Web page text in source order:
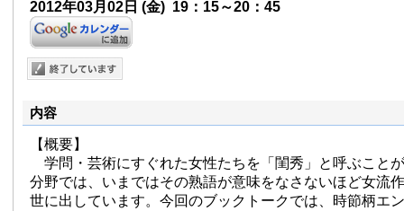
2012年03月02日 (金) 19：15～20：45
内容
【概要】
学問・芸術にすぐれた女性たちを「閨秀」と呼ぶこと
分野では、いまではその熟語が意味をなさないほど女流
世に出しています。今回のブックトークでは、時節柄エ